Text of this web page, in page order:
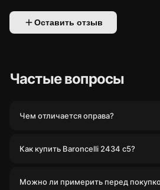
Оставить отзыв
Частые вопросы
Чем отличается оправа?
Как купить Baroncelli 2434 с5?
Можно ли примерить перед